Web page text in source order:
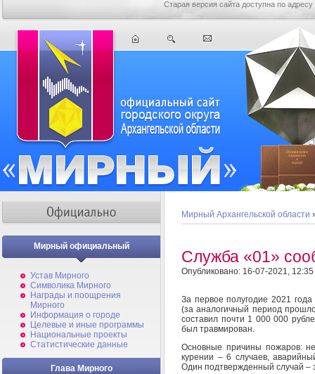
Старая версия сайта доступна по адресу
Мирный официальный
Устав Мирного
Символика Мирного
Награды и поощрения
Мирного
Информация о городе
Целевые и иные программы
Национальные проекты
Статистические данные
Глава Мирного
Мирный Архангельской области
Служба «01»
Опубликовано: 16-07-2021, 12:35
За первое полугодие 2021
(за аналогичный период
составил почти 1 000 000
был травмирован.
Основные причины пожаров:
курении – 6 случаев,
Один подтвержденный случай –